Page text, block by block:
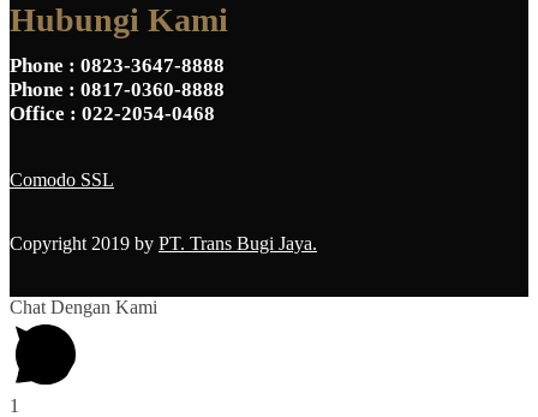
Hubungi Kami
Phone : 0823-3647-8888
Phone : 0817-0360-8888
Office : 022-2054-0468
Comodo SSL
Copyright 2019 by PT. Trans Bugi Jaya.
Chat Dengan Kami
1